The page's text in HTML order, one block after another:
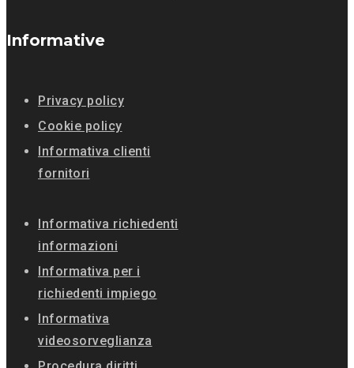
Informative
Privacy policy
Cookie policy
Informativa clienti
fornitori
Informativa richiedenti
informazioni
Informativa per i
richiedenti impiego
Informativa
videosorveglianza